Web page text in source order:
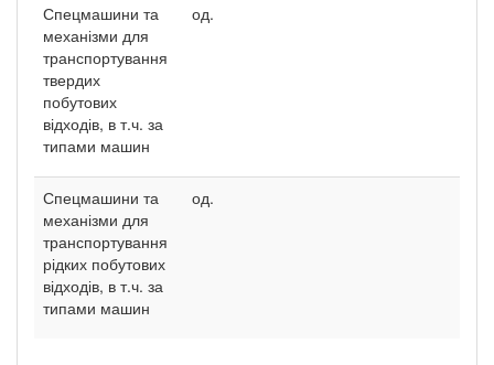
Спецмашини та
механізми для
транспортування
твердих
побутових
відходів, в т.ч. за
типами машин
од.
Спецмашини та
механізми для
транспортування
рідких побутових
відходів, в т.ч. за
типами машин
од.